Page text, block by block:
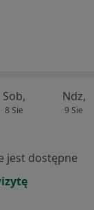
Sob,
8 Sie
Ndz,
9 Sie
jest dostępne